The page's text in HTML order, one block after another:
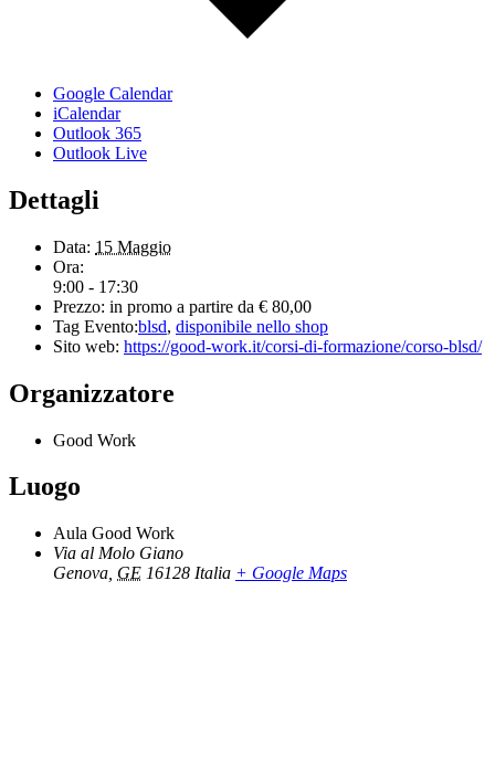
Google Calendar
iCalendar
Outlook 365
Outlook Live
Dettagli
Data: 15 Maggio
Ora:
9:00 - 17:30
Prezzo: in promo a partire da € 80,00
Tag Evento:blsd, disponibile nello shop
Sito web: https://good-work.it/corsi-di-formazione/corso-blsd/
Organizzatore
Good Work
Luogo
Aula Good Work
Via al Molo Giano
Genova GE 16128 Italia + Google Maps